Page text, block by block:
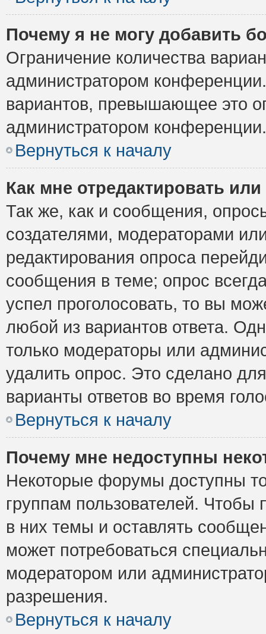
Почему я не могу добавить
Ограничение количества
администратором
вариантов, превышающее это
администратором конференции.
Вернуться к началу
Как мне отредактировать
Так же, как и сообщения,
создателями, модераторами
редактирования опроса
сообщения в теме; опрос
успел проголосовать, то вы
любой из вариантов ответа.
только модераторы или
удалить опрос. Это сделано
варианты ответов во время
Вернуться к началу
Почему мне недоступны
Некоторые форумы доступны
группам пользователей. Чтобы
в них темы и оставлять
может потребоваться
модератором или
разрешения.
Вернуться к началу